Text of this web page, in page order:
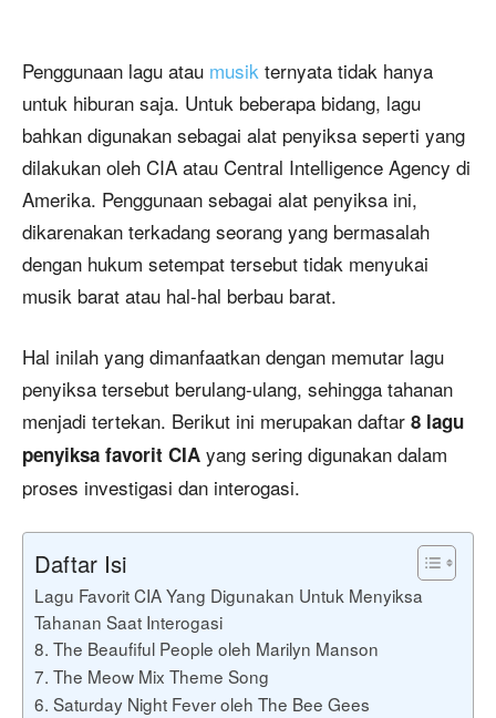
Penggunaan lagu atau musik ternyata tidak hanya
untuk hiburan saja. Untuk beberapa bidang, lagu
bahkan digunakan sebagai alat penyiksa seperti yang
dilakukan oleh CIA atau Central Intelligence Agency di
Amerika. Penggunaan sebagai alat penyiksa ini,
dikarenakan terkadang seorang yang bermasalah
dengan hukum setempat tersebut tidak menyukai
musik barat atau hal-hal berbau barat.
Hal inilah yang dimanfaatkan dengan memutar lagu
penyiksa tersebut berulang-ulang, sehingga tahanan
menjadi tertekan. Berikut ini merupakan daftar 8 lagu
penyiksa favorit CIA yang sering digunakan dalam
proses investigasi dan interogasi.
Daftar Isi
Lagu Favorit CIA Yang Digunakan Untuk Menyiksa
Tahanan Saat Interogasi
8. The Beaufiful People oleh Marilyn Manson
7. The Meow Mix Theme Song
6. Saturday Night Fever oleh The Bee Gees